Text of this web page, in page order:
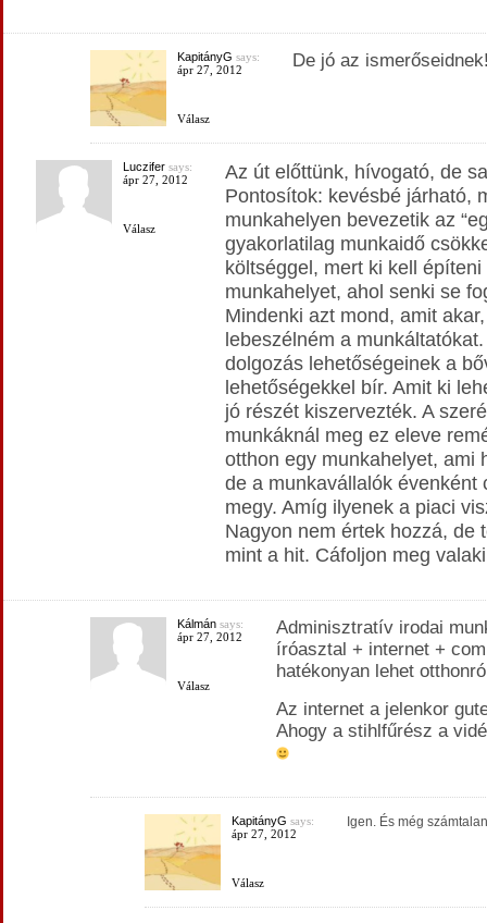
KapitányG says:
ápr 27, 2012
Válasz
De jó az
Luczifersays:
ápr 27, 2012
Válasz
Az út előttünk, hívogató, de
Pontosítok: kevésbé járható,
munkahelyen bevezetik az
gyakorlatilag munkaidő
költséggel, mert ki kell
munkahelyet, ahol senki se
Mindenki azt mond, amit
lebeszélném a
dolgozás lehetőségeinek a
lehetőségekkel bír. Amit ki
jó részét kiszervezték. A
munkáknál meg ez eleve
otthon egy munkahelyet, ami
de a munkavállalók évenként
megy. Amíg ilyenek a piaci
Nagyon nem értek hozzá, de
mint a hit. Cáfoljon meg
Kálmánsays:
ápr 27, 2012
Válasz
Adminisztratív irodai
íróasztal + internet +
hatékonyan lehet
Az internet a jelenkor
Ahogy a stihlfűrész a
KapitányG says:
ápr 27, 2012
Válasz
Igen. És még